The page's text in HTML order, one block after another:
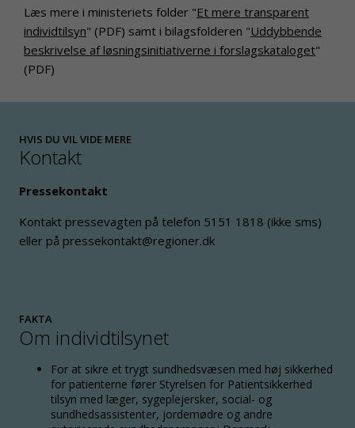
Læs mere i ministeriets folder "Et mere transparent
individtilsyn" (PDF) samt i bilagsfolderen "Uddybbende
beskrivelse af løsningsinitiativerne i forslagskataloget"
(PDF)
HVIS DU VIL VIDE MERE
Kontakt
Pressekontakt
Kontakt pressevagten på telefon 5151 1818 (ikke sms)
eller på pressekontakt@regioner.dk
FAKTA
Om individtilsynet
For at sikre et trygt sundhedsvæsen med høj sikkerhed
for patienterne fører Styrelsen for Patientsikkerhed
tilsyn med læger, sygeplejersker, social- og
sundhedsassistenter, jordemødre og andre